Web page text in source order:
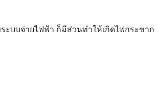
ะบบจ่ายไฟฟ้า ก็มีส่วนทำให้เกิดไฟกระชาก